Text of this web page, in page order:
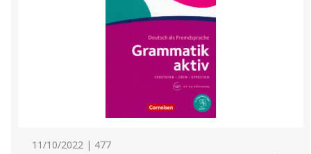
11/10/2022 | 477